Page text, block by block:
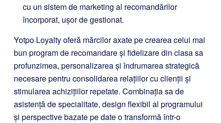
cu un sistem de marketing al recomandărilor
încorporat, ușor de gestionat.
Yotpo Loyalty oferă mărcilor axate pe crearea celui mai
bun program de recomandare și fidelizare din clasa sa
profunzimea, personalizarea și îndrumarea strategică
necesare pentru consolidarea relațiilor cu clienții și
stimularea achizițiilor repetate. Combinația sa de
asistență de specialitate, design flexibil al programului
și perspective bazate pe date o transformă într-o